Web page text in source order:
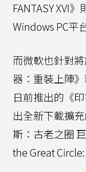
FANTASY XVI
Windows PC平
而微軟也針對
器：重裝上陣
日前推出的《
出全新下載擴
斯：古老之圈
the Great